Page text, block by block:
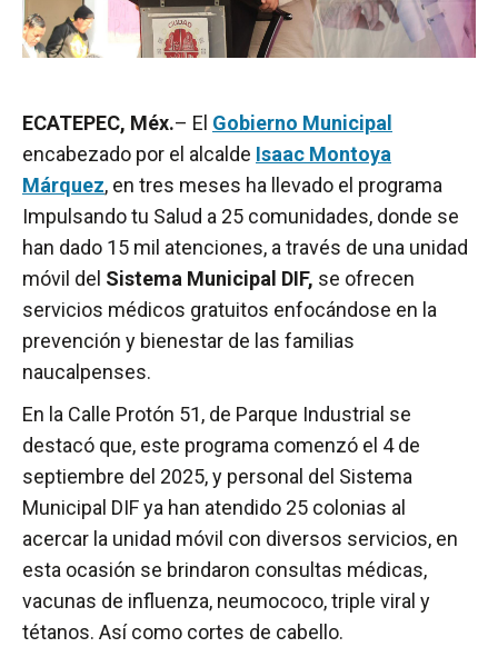
ECATEPEC, Méx.– El Gobierno Municipal
encabezado por el alcalde Isaac Montoya
Márquez, en tres meses ha llevado el programa
Impulsando tu Salud a 25 comunidades, donde se
han dado 15 mil atenciones, a través de una unidad
móvil del Sistema Municipal DIF, se ofrecen
servicios médicos gratuitos enfocándose en la
prevención y bienestar de las familias
naucalpenses.
En la Calle Protón 51, de Parque Industrial se
destacó que, este programa comenzó el 4 de
septiembre del 2025, y personal del Sistema
Municipal DIF ya han atendido 25 colonias al
acercar la unidad móvil con diversos servicios, en
esta ocasión se brindaron consultas médicas,
vacunas de influenza, neumococo, triple viral y
tétanos. Así como cortes de cabello.